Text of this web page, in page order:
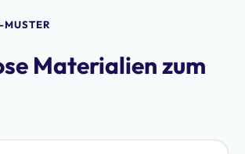
Materialien zum